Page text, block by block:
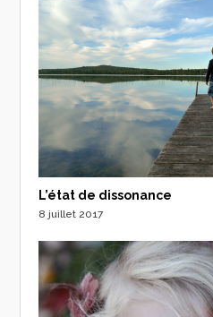
L’état de dissonance
8 juillet 2017